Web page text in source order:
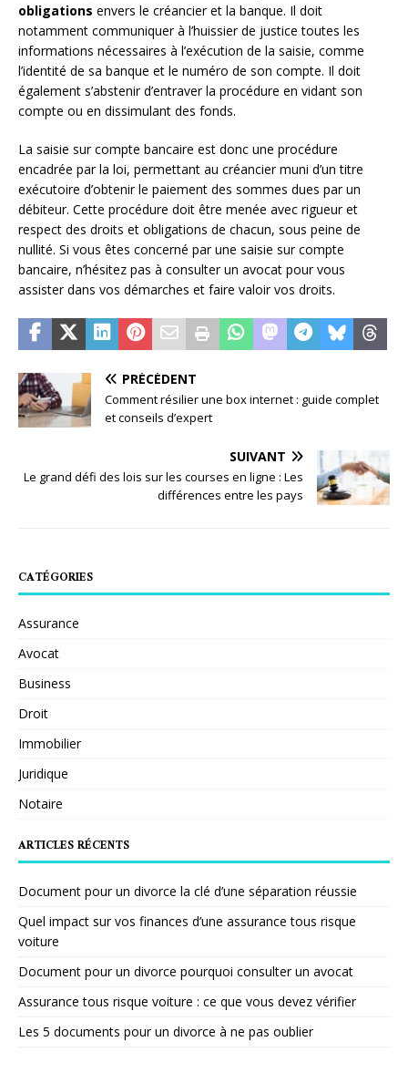
obligations envers le créancier et la banque. Il doit
notamment communiquer à l’huissier de justice toutes les
informations nécessaires à l’exécution de la saisie, comme
l’identité de sa banque et le numéro de son compte. Il doit
également s’abstenir d’entraver la procédure en vidant son
compte ou en dissimulant des fonds.
La saisie sur compte bancaire est donc une procédure
encadrée par la loi, permettant au créancier muni d’un titre
exécutoire d’obtenir le paiement des sommes dues par un
débiteur. Cette procédure doit être menée avec rigueur et
respect des droits et obligations de chacun, sous peine de
nullité. Si vous êtes concerné par une saisie sur compte
bancaire, n’hésitez pas à consulter un avocat pour vous
assister dans vos démarches et faire valoir vos droits.
PRÉCÉDENT
Comment résilier une box internet : guide complet
et conseils d’expert
SUIVANT
Le grand défi des lois sur les courses en ligne : Les
différences entre les pays
CATÉGORIES
Assurance
Avocat
Business
Droit
Immobilier
Juridique
Notaire
ARTICLES RÉCENTS
Document pour un divorce la clé d’une séparation réussie
Quel impact sur vos finances d’une assurance tous risque
voiture
Document pour un divorce pourquoi consulter un avocat
Assurance tous risque voiture : ce que vous devez vérifier
Les 5 documents pour un divorce à ne pas oublier